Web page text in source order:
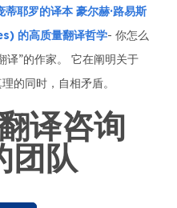
蒂耶罗的译本 豪尔赫·路易斯
的高质量翻译哲学- 你怎么
译”的作家。 它在阐明关于
的同时，自相矛盾。
译咨询
团队